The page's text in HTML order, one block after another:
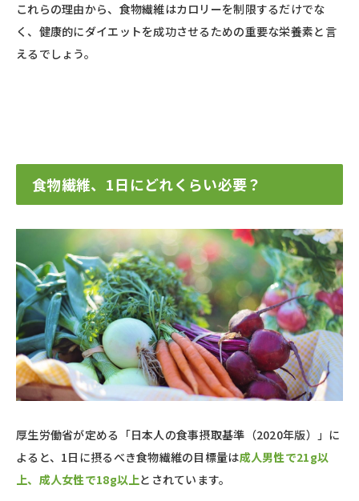
これらの理由から、食物繊維はカロリーを制限するだけでな
く、健康的にダイエットを成功させるための重要な栄養素と言
えるでしょう。
食物繊維、1日にどれくらい必要？
厚生労働省が定める「日本人の食事摂取基準（2020年版）」に
よると、1日に摂るべき食物繊維の目標量は成人男性で21g以
上、成人女性で18g以上とされています。